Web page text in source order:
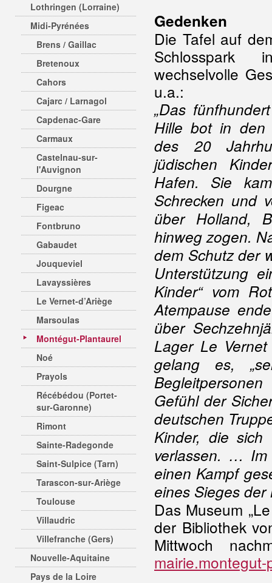
Lothringen (Lorraine)
Midi-Pyrénées
Brens / Gaillac
Bretenoux
Cahors
Cajarc / Larnagol
Capdenac-Gare
Carmaux
Castelnau-sur-
l'Auvignon
Dourgne
Figeac
Fontbruno
Gabaudet
Jouqueviel
Lavayssières
Le Vernet-d’Ariège
Marsoulas
Montégut-Plantaurel
Noé
Prayols
Récébédou (Portet-
sur-Garonne)
Rimont
Sainte-Radegonde
Saint-Sulpice (Tarn)
Tarascon-sur-Ariège
Toulouse
Villaudric
Villefranche (Gers)
Nouvelle-Aquitaine
Pays de la Loire
Gedenken
Die Tafel auf
Schlosspark
wechselvolle
u.a.:
„Das
Hille bot in den
des 20
jüdischen
Hafen. Sie
Schrecken und
über Holland,
hinweg zogen.
dem Schutz der
Unterstützung
Kinder“ vom
Atempause
über
Lager Le
gelang es,
Gefühl der
deutschen
Kinder, die
verlassen. … Im
einen Kampf
eines Sieges der
Das Museum
der Bibliothek
Mittwoch